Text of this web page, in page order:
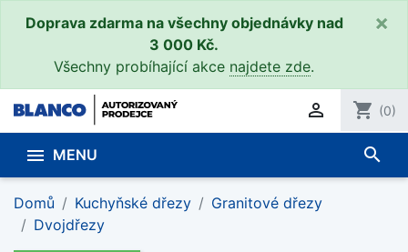
Doprava zdarma na všechny objednávky nad
3 000 Kč.
Všechny probíhající akce najdete zde.
×
 shopping_cart (0)
 MENU search
Domů Kuchyňské dřezy
Granitové dřezy
Dvojdřezy